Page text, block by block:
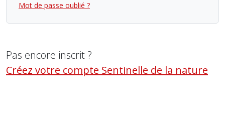
Mot de passe oublié ?
Pas encore inscrit ?
Créez votre compte Sentinelle de la nature